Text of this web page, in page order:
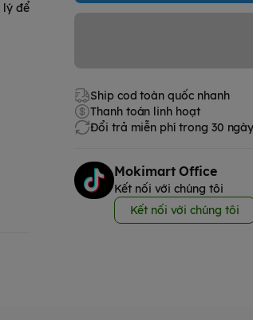
Ship cod toàn quốc nhanh
Thanh toán linh hoạt
Đổi trả miễn phí trong 30 ngày
Mokimart Office
Kết nối với chúng tôi
Kết nối với chúng tôi
lý để